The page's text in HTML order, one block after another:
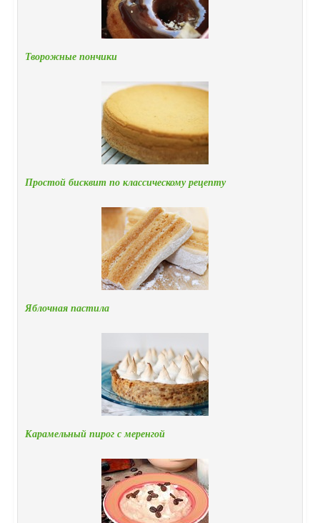
Творожные пончики
Простой бисквит по классическому рецепту
Яблочная пастила
Карамельный пирог с меренгой